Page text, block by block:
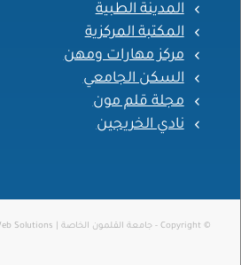
المدينة الطبية
المكتبة المركزية
مركز مهارات ومهن
السكن الجامعي
مجلة قلم مون
نادي الخريجين
© Copyright - جامعة القلمون الخاصة | Powered By: Solutions